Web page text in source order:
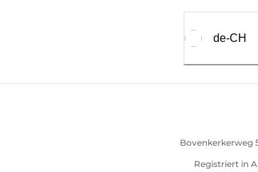
de-CH
Bovenkerkerweg
Registriert in